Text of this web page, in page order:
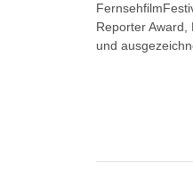
Reporter Award,
und